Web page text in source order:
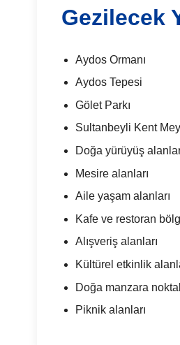
Gezilecek
Aydos Ormanı
Aydos Tepesi
Gölet Parkı
Sultanbeyli Kent
Doğa yürüyüş
Mesire alanları
Aile yaşam alanları
Kafe ve restoran
Alışveriş alanları
Kültürel etkinlik
Doğa manzara
Piknik alanları